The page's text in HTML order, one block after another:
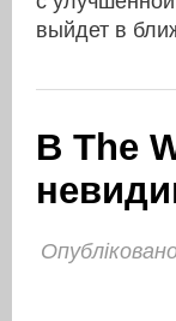
выйдет в
В The